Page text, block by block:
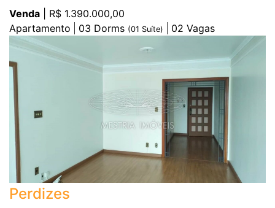
Venda | R$ 1.390.000,00
Apartamento
03 Dorms (01 Suíte) 02 Vagas
Perdizes